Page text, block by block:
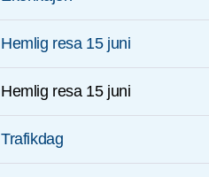
Hemlig resa 15 juni
Hemlig resa 15 juni
Trafikdag